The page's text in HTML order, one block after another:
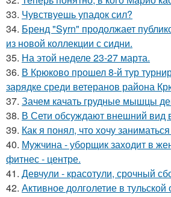
33. Чувствуешь упадок сил?
34. Бренд "Syrn" продолжает
из новой коллекции с сидни.
35. На этой неделе 23-27 марта.
36. В Крюково прошел 8-й тур
зарядке среди ветеранов района
37. Зачем качать грудные мышцы
38. В Сети обсуждают внешний вид
39. Как я понял, что хочу
40. Мужчина - уборщик заходит в
фитнес - центре.
41. Девчули - красотули, срочный
42. Активное долголетие в